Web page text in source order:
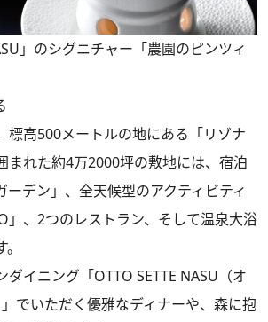
」のシグニチャー「農園のピンツィ
高500メートルの地にある「リゾナ
まれた約4万2000坪の敷地には、宿泊
ーデン」、全天候型のアクティビティ
」、2つのレストラン、そして温泉大浴
イニング「OTTO SETTE NASU（オ
でいただく優雅なディナーや、森に抱